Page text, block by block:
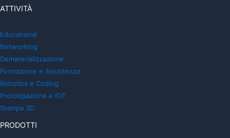
ATTIVITÀ
Educational
Networking
Dematerializzazione
Formazione e Assistenza
Robotica e Coding
Prototipazione e IOT
Stampa 3D
PRODOTTI